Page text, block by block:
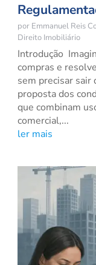
por Emmanuel Reis
Direito Imobiliário
Introdução
compras e
sem precisar
proposta dos
que combinam
comercial,...
ler mais